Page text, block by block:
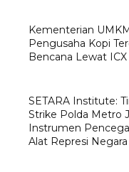
Kementerian
Pengusaha Kopi
Bencana Lewat
SETARA Institute:
Strike Polda Metro
Instrumen
Alat Represi Negara